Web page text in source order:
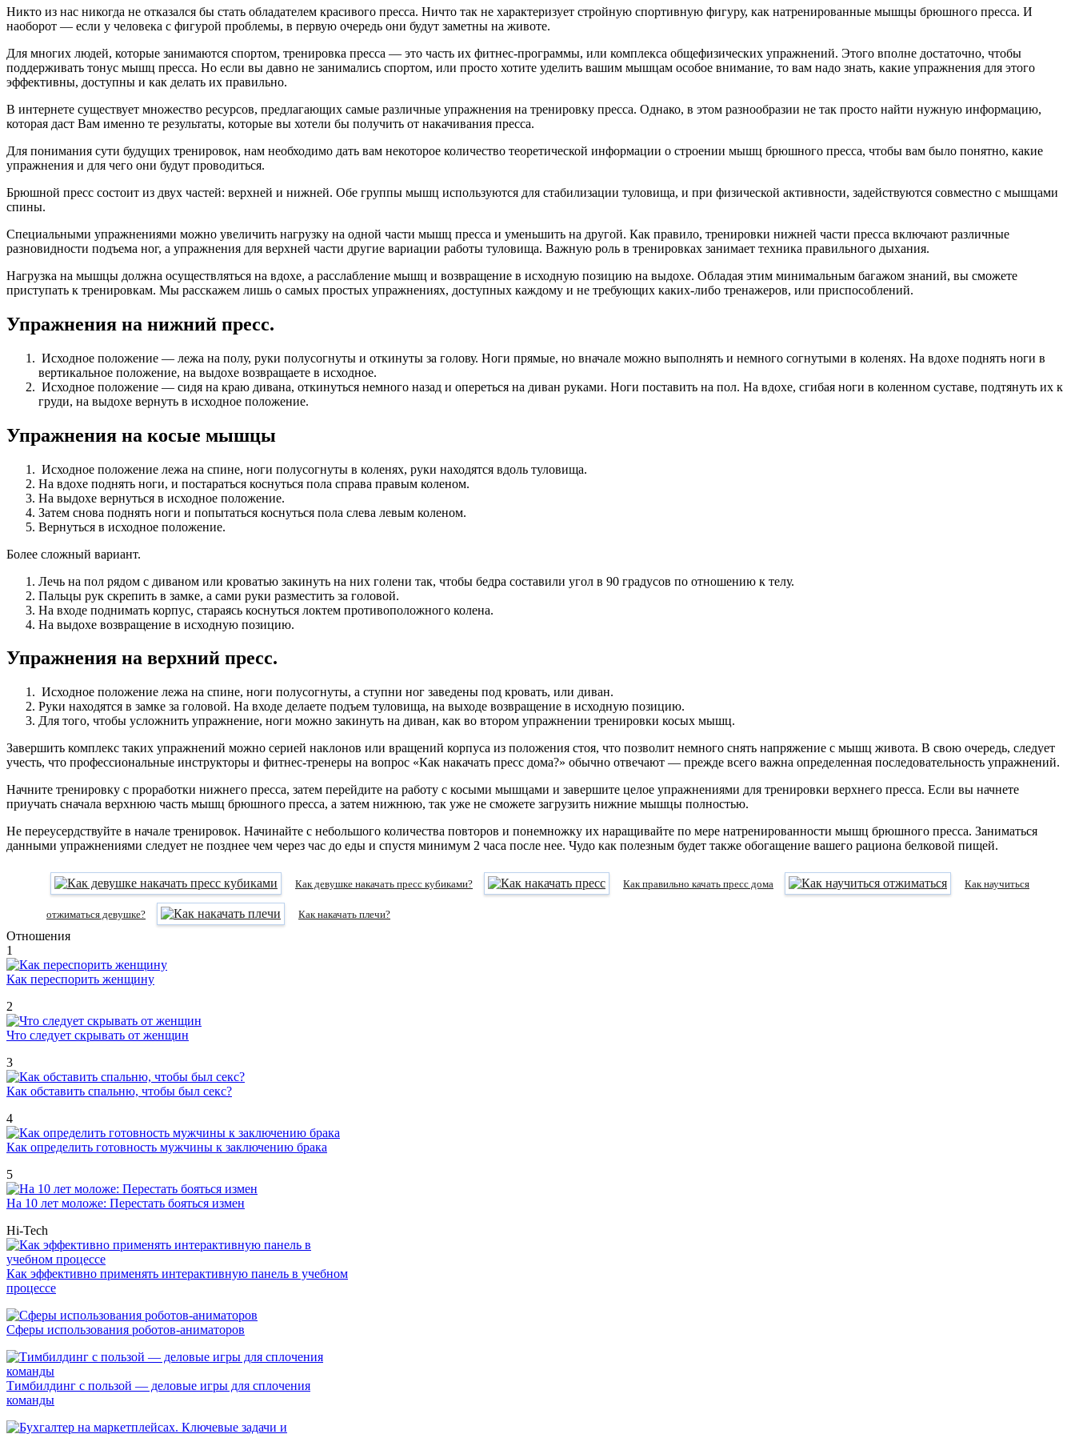
Никто из нас никогда не отказался бы стать обладателем красивого пресса. Ничто так не характеризует стройную спортивную фигуру, как натренированные мышцы брюшного пресса. И
наоборот — если у человека с фигурой проблемы, в первую очередь они будут заметны на животе.
Для многих людей, которые занимаются спортом, тренировка пресса — это часть их фитнес-программы, или комплекса общефизических упражнений. Этого вполне достаточно, чтобы
поддерживать тонус мышц пресса. Но если вы давно не занимались спортом, или просто хотите уделить вашим мышцам особое внимание, то вам надо знать, какие упражнения для этого
эффективны, доступны и как делать их правильно.
В интернете существует множество ресурсов, предлагающих самые различные упражнения на тренировку пресса. Однако, в этом разнообразии не так просто найти нужную информацию,
которая даст Вам именно те результаты, которые вы хотели бы получить от накачивания пресса.
Для понимания сути будущих тренировок, нам необходимо дать вам некоторое количество теоретической информации о строении мышц брюшного пресса, чтобы вам было понятно, какие
упражнения и для чего они будут проводиться.
Брюшной пресс состоит из двух частей: верхней и нижней. Обе группы мышц используются для стабилизации туловища, и при физической активности, задействуются совместно с мышцами
спины.
Специальными упражнениями можно увеличить нагрузку на одной части мышц пресса и уменьшить на другой. Как правило, тренировки нижней части пресса включают различные
разновидности подъема ног, а упражнения для верхней части другие вариации работы туловища. Важную роль в тренировках занимает техника правильного дыхания.
Нагрузка на мышцы должна осуществляться на вдохе, а расслабление мышц и возвращение в исходную позицию на выдохе. Обладая этим минимальным багажом знаний, вы сможете
приступать к тренировкам. Мы расскажем лишь о самых простых упражнениях, доступных каждому и не требующих каких-либо тренажеров, или приспособлений.
Упражнения на нижний пресс.
Исходное положение — лежа на полу, руки полусогнуты и откинуты за голову. Ноги прямые, но вначале можно выполнять и немного согнутыми в коленях. На вдохе поднять ноги в
вертикальное положение, на выдохе возвращаете в исходное.
Исходное положение — сидя на краю дивана, откинуться немного назад и опереться на диван руками. Ноги поставить на пол. На вдохе, сгибая ноги в коленном суставе, подтянуть их к
груди, на выдохе вернуть в исходное положение.
Упражнения на косые мышцы
Исходное положение лежа на спине, ноги полусогнуты в коленях, руки находятся вдоль туловища.
На вдохе поднять ноги, и постараться коснуться пола справа правым коленом.
На выдохе вернуться в исходное положение.
Затем снова поднять ноги и попытаться коснуться пола слева левым коленом.
Вернуться в исходное положение.
Более сложный вариант.
Лечь на пол рядом с диваном или кроватью закинуть на них голени так, чтобы бедра составили угол в 90 градусов по отношению к телу.
Пальцы рук скрепить в замке, а сами руки разместить за головой.
На входе поднимать корпус, стараясь коснуться локтем противоположного колена.
На выдохе возвращение в исходную позицию.
Упражнения на верхний пресс.
Исходное положение лежа на спине, ноги полусогнуты, а ступни ног заведены под кровать, или диван.
Руки находятся в замке за головой. На входе делаете подъем туловища, на выходе возвращение в исходную позицию.
Для того, чтобы усложнить упражнение, ноги можно закинуть на диван, как во втором упражнении тренировки косых мышц.
Завершить комплекс таких упражнений можно серией наклонов или вращений корпуса из положения стоя, что позволит немного снять напряжение с мышц живота. В свою очередь, следует
учесть, что профессиональные инструкторы и фитнес-тренеры на вопрос «Как накачать пресс дома?» обычно отвечают — прежде всего важна определенная последовательность упражнений.
Начните тренировку с проработки нижнего пресса, затем перейдите на работу с косыми мышцами и завершите целое упражнениями для тренировки верхнего пресса. Если вы начнете
приучать сначала верхнюю часть мышц брюшного пресса, а затем нижнюю, так уже не сможете загрузить нижние мышцы полностью.
Не переусердствуйте в начале тренировок. Начинайте с небольшого количества повторов и понемножку их наращивайте по мере натренированности мышц брюшного пресса. Заниматься
данными упражнениями следует не позднее чем через час до еды и спустя минимум 2 часа после нее. Чудо как полезным будет также обогащение вашего рациона белковой пищей.
Как девушке накачать пресс кубиками? Как правильно качать пресс дома Как научиться
отжиматься девушке? Как накачать плечи?
Отношения
1
Как переспорить женщину
2
Что следует скрывать от женщин
3
Как обставить спальню, чтобы был секс?
4
Как определить готовность мужчины к заключению брака
5
На 10 лет моложе: Перестать бояться измен
Hi-Tech
Как эффективно применять интерактивную панель в учебном
процессе
Сферы использования роботов-аниматоров
Тимбилдинг с пользой — деловые игры для сплочения
команды